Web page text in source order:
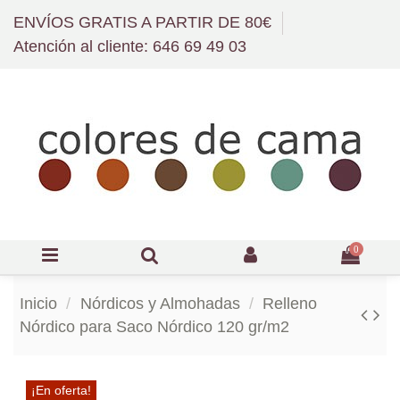
ENVÍOS GRATIS A PARTIR DE 80€
Atención al cliente: 646 69 49 03
0
Inicio Nórdicos y Almohadas
Relleno
Nórdico para Saco Nórdico 120 gr/m2
¡En oferta!